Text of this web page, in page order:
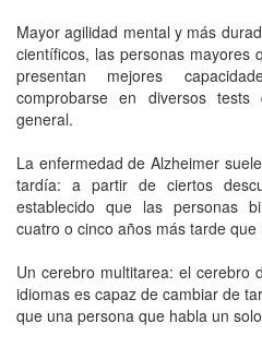
Mayor agilidad mental y más
científicos, las personas mayores
presentan mejores
comprobarse en diversos
general.
La enfermedad de Alzheimer
tardía: a partir de ciertos
establecido que las personas
cuatro o cinco años más tarde
Un cerebro multitarea: el cerebro
idiomas es capaz de cambiar de
que una persona que habla un